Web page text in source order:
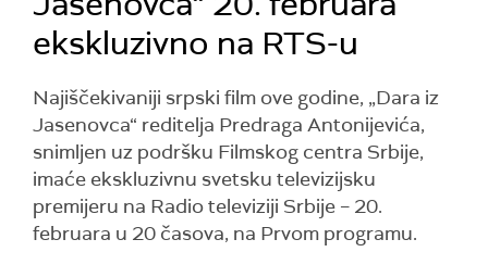
ekskluzivno na RTS-u
Najiščekivaniji srpski film ove godine, „Dara iz
Jasenovca“ reditelja Predraga Antonijevića,
snimljen uz podršku Filmskog centra Srbije,
imaće ekskluzivnu svetsku televizijsku
premijeru na Radio televiziji Srbije – 20.
februara u 20 časova, na Prvom programu.